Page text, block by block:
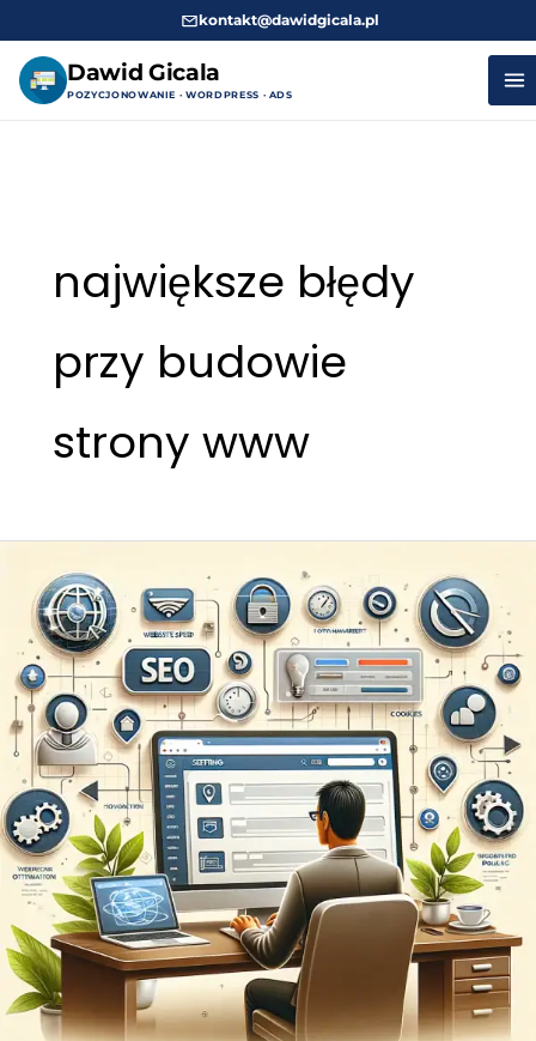
kontakt@dawidgicala.pl
Dawid Gicala
POZYCJONOWANIE · WORDPRESS · ADS
największe błędy
przy budowie
strony www